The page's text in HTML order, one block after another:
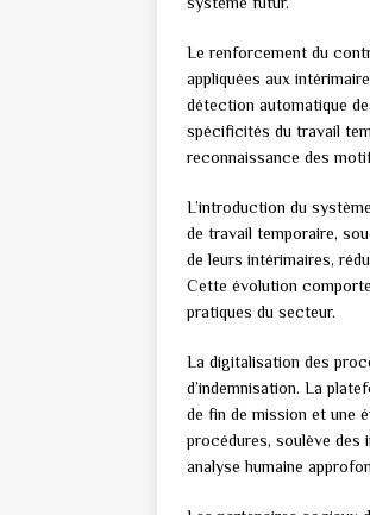
Le renforcement du
appliquées aux
détection automatique
spécificités du travail
reconnaissance des
L’introduction du
de travail temporaire,
de leurs intérimaires,
Cette évolution
pratiques du secteur.
La digitalisation des
d’indemnisation. La
de fin de mission et une
procédures, soulève
analyse humaine